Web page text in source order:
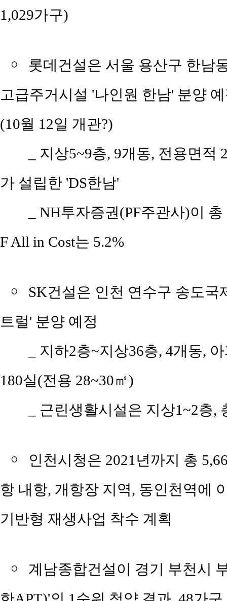
1,029가구)
￮
롯데건설은 서울 용산구 한남
고급주거시설 '나인원 한남' 분양
(10월 12일 개관?)
_ 지상5~9층, 9개동, 전용면
가 설립한 'DS한남'
_ NH투자증권(PF주관사)이
F All in Cost는 5.2%
￮
SK건설은 인천 연수구 송도
트럴' 분양 예정
_ 지하2층~지상36층, 4개동,
180실(전용 28~30㎡)
_ 근린생활시설은 지상1~2층,
￮
인천시청은 2021년까지 총
항 내항, 개항장 지역, 동인천역에
기반형 재생사업 착수 계획
￮
계남종합건설이 경기 부천시